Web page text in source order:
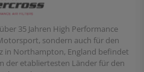
35 Jahren High Performance
sondern auch für den
in Northampton, England befindet
der etabliertesten Länder für den